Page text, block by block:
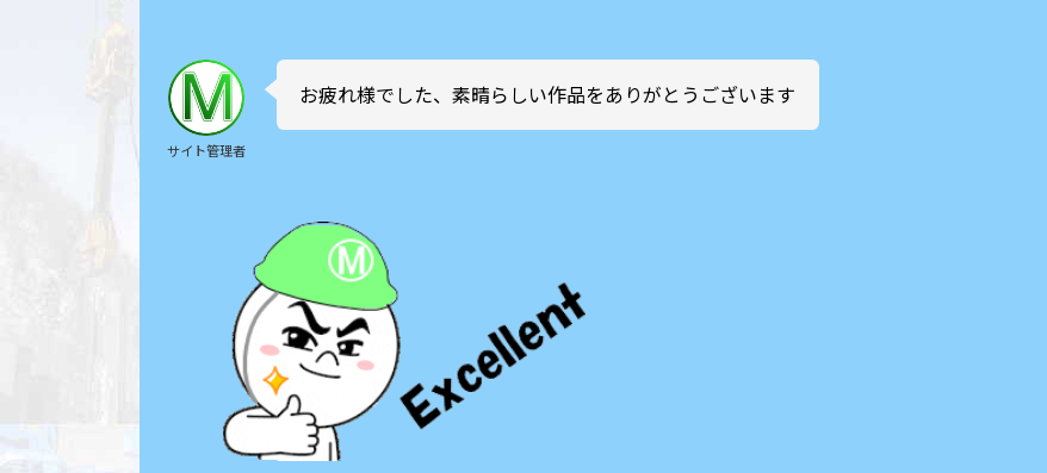
サイト管理者
お疲れ様でした、素晴らしい作品をありがとうございます